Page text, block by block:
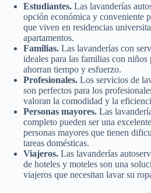
Estudiantes. Las lavanderías
opción económica y conveniente
que viven en residencias
apartamentos.
Familias. Las lavanderías con
ideales para las familias con niños
ahorran tiempo y esfuerzo.
Profesionales. Los servicios de
son perfectos para los
valoran la comodidad y la
Personas mayores. Las
completo pueden ser una
personas mayores que tienen
tareas domésticas.
Viajeros. Las lavanderías
de hoteles y moteles son una
viajeros que necesitan lavar su